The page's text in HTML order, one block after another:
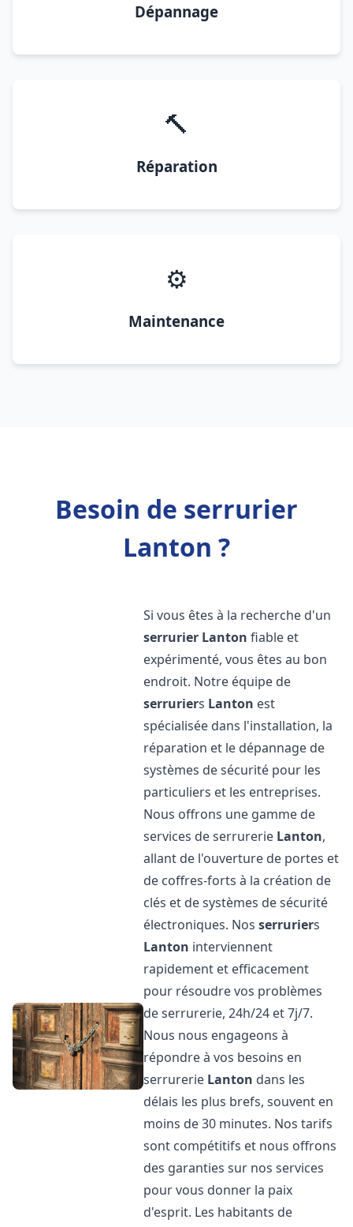
Dépannage
🔨
Réparation
⚙️
Maintenance
Besoin de serrurier
Lanton ?
Si vous êtes à la recherche d'un
serrurier Lanton fiable et
expérimenté, vous êtes au bon
endroit. Notre équipe de
serruriers Lanton est
spécialisée dans l'installation, la
réparation et le dépannage de
systèmes de sécurité pour les
particuliers et les entreprises.
Nous offrons une gamme de
services de serrurerie Lanton,
allant de l'ouverture de portes et
de coffres-forts à la création de
clés et de systèmes de sécurité
électroniques. Nosserruriers
Lanton interviennent
rapidement et efficacement
pour résoudre vos problèmes
de serrurerie, 24h/24 et 7j/7.
Nous nous engageons à
répondre à vos besoins en
serrurerie Lanton dans les
délais les plus brefs, souvent en
moins de 30 minutes. Nos tarifs
sont compétitifs et nous offrons
des garanties sur nos services
pour vous donner la paix
d'esprit. Les habitants de